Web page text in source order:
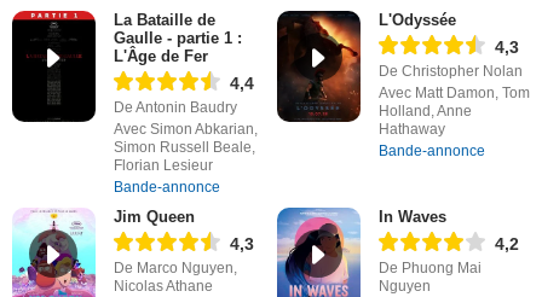
La Bataille de
Gaulle - partie 1 :
L'Âge de Fer
4,4
De Antonin Baudry
Avec Simon Abkarian,
Simon Russell Beale,
Florian Lesieur
Bande-annonce
L'Odyssée
4,3
De Christopher Nolan
Avec Matt Damon, Tom
Holland, Anne
Hathaway
Bande-annonce
Jim Queen
4,3
De Marco Nguyen,
Nicolas Athane
In Waves
4,2
De Phuong Mai
Nguyen